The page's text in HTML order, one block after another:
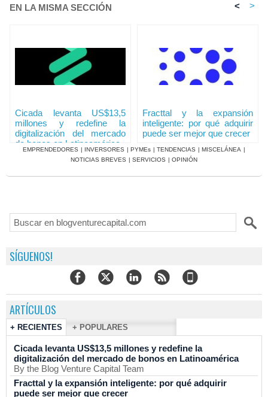
EN LA MISMA SECCIÓN < >
Cicada levanta US$13,5
millones y redefine la
digitalización del mercado
de bonos en Latinoamérica
Fracttal y la expansión
inteligente: por qué adquirir
puede ser mejor que crecer
EMPRENDEDORES | INVERSORES | PYMEs | TENDENCIAS | MISCELÁNEA |
NOTICIAS BREVES | SERVICIOS | OPINIÓN
SÍGUENOS!
ARTÍCULOS
+ RECIENTES + POPULARES
Cicada levanta US$13,5 millones y redefine la
digitalización del mercado de bonos en Latinoamérica
By the Blog Venture Capital Team
Fracttal y la expansión inteligente: por qué adquirir
puede ser mejor que crecer